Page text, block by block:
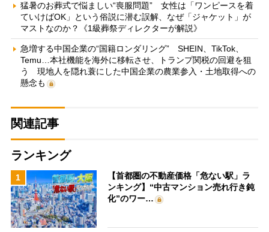
猛暑のお葬式で悩ましい“喪服問題” 女性は「ワンピースを着
ていけばOK」という俗説に潜む誤解、なぜ「ジャケット」が
マストなのか？《1級葬祭ディレクターが解説》
急増する中国企業の“国籍ロンダリング” SHEIN、TikTok、
Temu…本社機能を海外に移転させ、トランプ関税の回避を狙
う 現地人を隠れ蓑にした中国企業の農業参入・土地取得への
懸念も
関連記事
ランキング
1
【首都圏の不動産価格「危ない駅」ラ
ンキング】“中古マンション売れ行き鈍
化”のワー…